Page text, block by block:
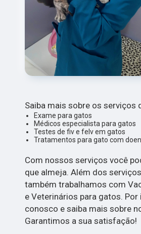
Saiba mais sobre os serviços
Exame para gatos
Médicos especialista para gatos
Testes de fiv e felv em gatos
Tratamentos para gato com
Com nossos serviços você
que almeja. Além dos
também trabalhamos com
e Veterinários para gatos. Por
conosco e saiba mais sobre
Garantimos a sua satisfação!